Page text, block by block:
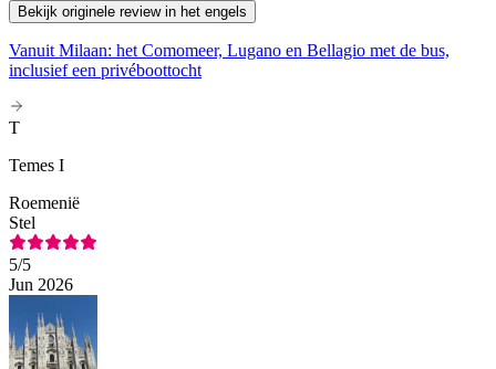
Bekijk originele review in het engels
Vanuit Milaan: het Comomeer, Lugano en Bellagio met de bus,
inclusief een privéboottocht
T
Temes I
Roemenië
Stel
5/5
Jun 2026